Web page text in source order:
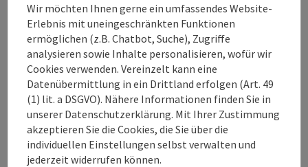
Büroräumlichkeiten und Lagerflächen in einer
vielversprechenden und zukunftsorientierten Umgebung.
Durch die angedachte Weitervermietung eines Teiles der
Büroflächen wird jeder Quadratmeter unseres Neubaus
optimal und effektiv verwertet. Ein Dank gilt dem
Wirtschaftsservice Wels und der WBA für die unkomplizierte
und professionelle Unterstützung während der gesamten
Verfahrensabwicklung.“
Wir möchten Ihnen gerne ein umfassendes Website-
Erlebnis mit uneingeschränkten Funktionen
ermöglichen (z.B. Chatbot, Suche), Zugriffe
analysieren sowie Inhalte personalisieren, wofür wir
Cookies verwenden. Vereinzelt kann eine
Datenübermittlung in ein Drittland erfolgen (Art. 49
(1) lit. a DSGVO). Nähere Informationen finden Sie in
unserer Datenschutzerklärung. Mit Ihrer Zustimmung
akzeptieren Sie die Cookies, die Sie über die
individuellen Einstellungen selbst verwalten und
jederzeit widerrufen können.